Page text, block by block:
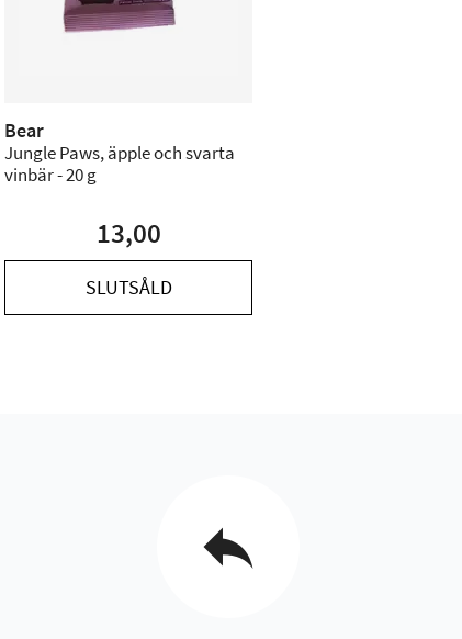
Bear
Jungle Paws, äpple och svarta
vinbär - 20 g
13,00
SLUTSÅLD